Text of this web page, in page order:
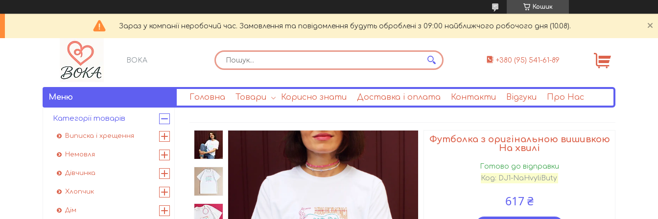
Кошик
Зараз у компанії неробочий час. Замовлення та повідомлення будуть оброблені з 09:00 найближчого робочого дня (10.08).
BOKA +380 (95) 541-61-89
Головна Товари Корисно знати Доставка і оплата Контакти Відгуки Про Нас
Футболка з оригінальною вишивкою
На хвилі
Готово до відправки
Код: DJ1-NaHvyliButy
617 ₴
Категорії товарів
Виписка і хрещення
Немовля
Дівчинка
Хлопчик
Дім